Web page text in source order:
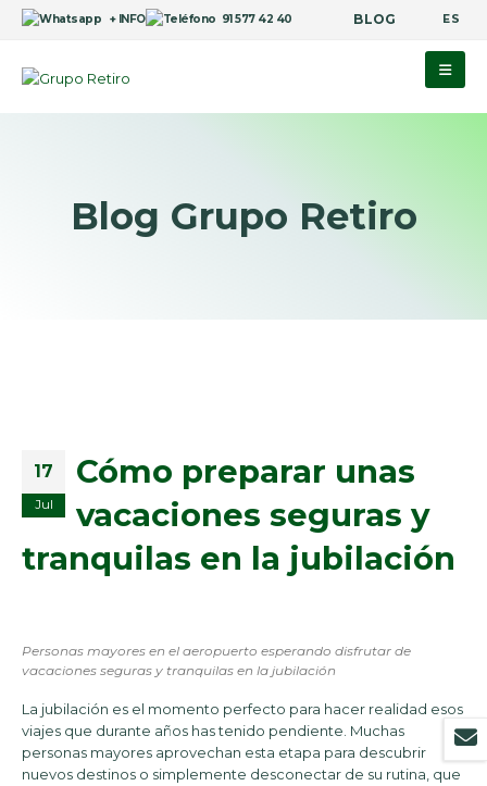
+ INFO 91 577 42 40 BLOG ES
Blog Grupo Retiro
17
Jul
Cómo preparar unas
vacaciones seguras y
tranquilas en la jubilación
Personas mayores en el aeropuerto esperando disfrutar de
vacaciones seguras y tranquilas en la jubilación
La jubilación es el momento perfecto para hacer realidad esos
viajes que durante años has tenido pendiente. Muchas
personas mayores aprovechan esta etapa para descubrir
nuevos destinos o simplemente desconectar de su rutina, que